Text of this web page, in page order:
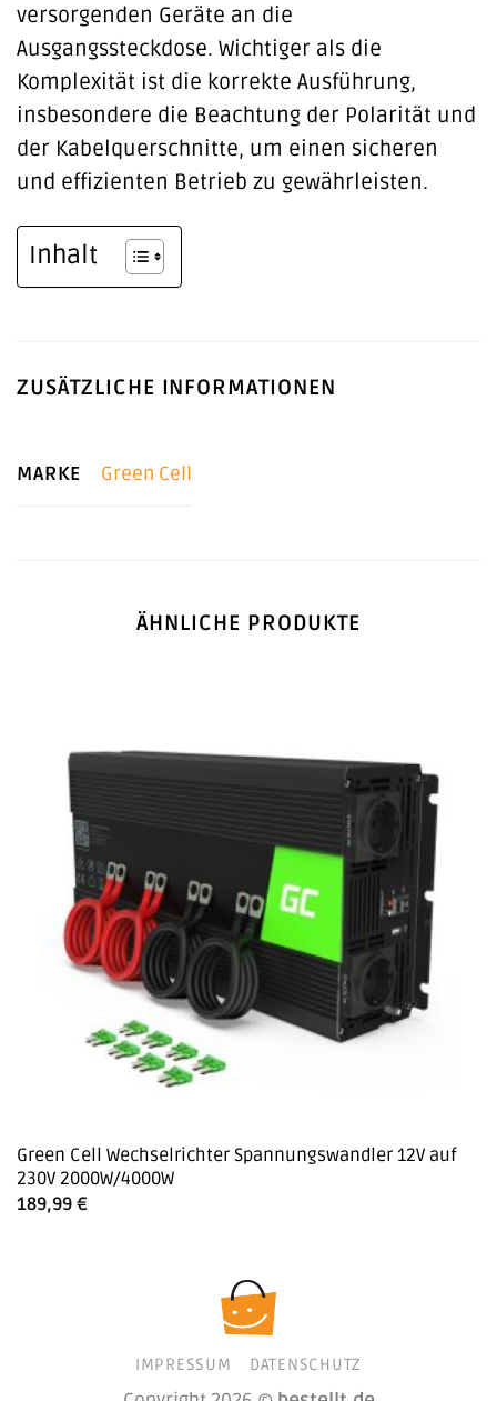
versorgenden Geräte an die
Ausgangssteckdose. Wichtiger als die
Komplexität ist die korrekte Ausführung,
insbesondere die Beachtung der Polarität und
der Kabelquerschnitte, um einen sicheren
und effizienten Betrieb zu gewährleisten.
Inhalt
ZUSÄTZLICHE INFORMATIONEN
MARKE Green Cell
ÄHNLICHE PRODUKTE
Green Cell Wechselrichter Spannungswandler 12V auf
230V 2000W/4000W
189,99 €
IMPRESSUM DATENSCHUTZ